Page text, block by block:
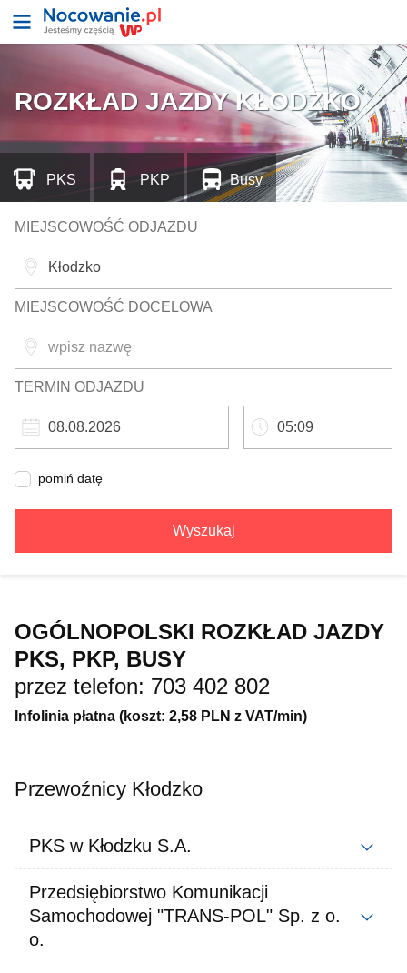
ROZKŁAD JAZDY KŁODZKO
MIEJSCOWOŚĆ ODJAZDU
MIEJSCOWOŚĆ DOCELOWA
TERMIN ODJAZDU
pomiń datę
Wyszukaj
PKS PKP Busy
OGÓLNOPOLSKI ROZKŁAD JAZDY
PKS, PKP, BUSY
przez telefon: 703 402 802
Infolinia płatna (koszt: 2,58 PLN z VAT/min)
Przewoźnicy Kłodzko
PKS w Kłodzku S.A.
Przedsiębiorstwo Komunikacji
Samochodowej "TRANS-POL" Sp. z o.
o.